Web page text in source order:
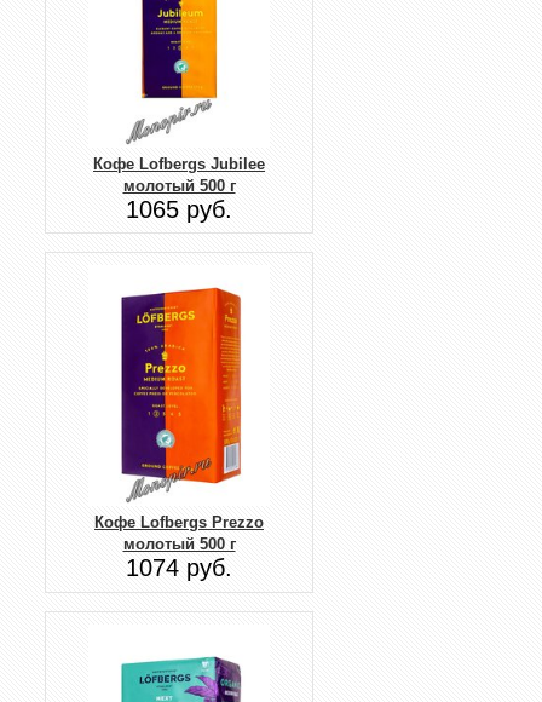
Кофе Lofbergs Jubilee
молотый 500 г
1065 руб.
Кофе Lofbergs Prezzo
молотый 500 г
1074 руб.